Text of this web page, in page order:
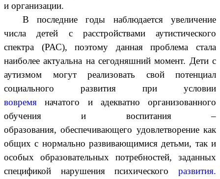
и организации.
В последние годы наблюдается увеличение
числа детей с расстройствами аутистического
спектра (РАС), поэтому данная проблема стала
наиболее актуальна на сегодняшний момент. Дети с
аутизмом могут реализовать свой потенциал
социального развития при условии
вовремя начатого и адекватно организованного
обучения и воспитания –
образования, обеспечивающего удовлетворение как
общих с нормально развивающимися детьми, так и
особых образовательных потребностей, заданных
спецификой нарушения психического развития.